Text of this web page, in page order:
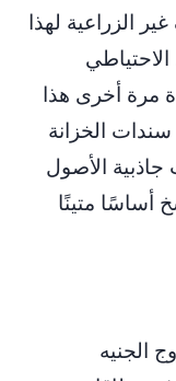
الزراعية لهذا
مرة أخرى هذا
الخزانة
جاذبية الأصول
أساسًا متينًا
الجنيه